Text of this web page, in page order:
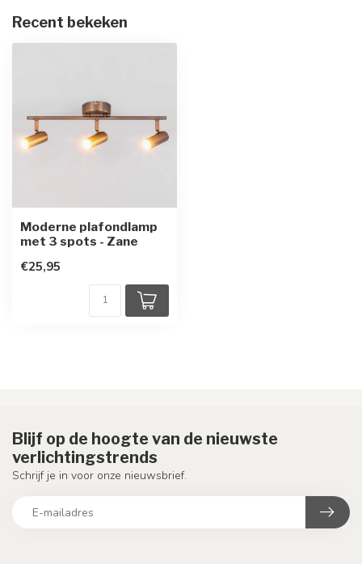
Recent bekeken
Moderne plafondlamp
met 3 spots - Zane
€25,95
Blijf op de hoogte van de nieuwste
verlichtingstrends
Schrijf je in voor onze nieuwsbrief.